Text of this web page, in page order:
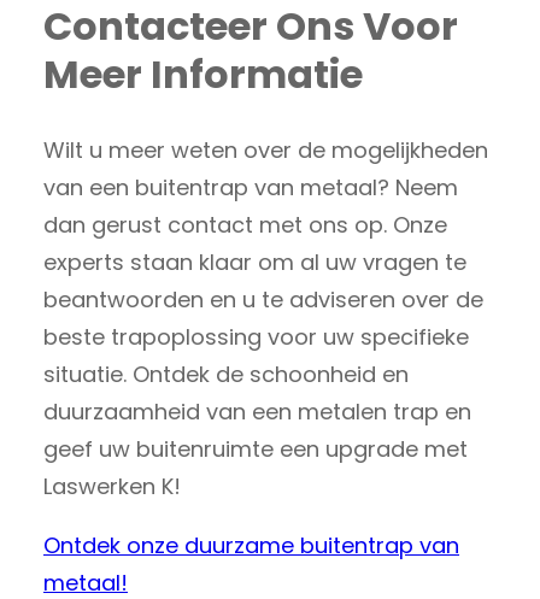
Contacteer Ons Voor
Meer Informatie
Wilt u meer weten over de mogelijkheden
van een buitentrap van metaal? Neem
dan gerust contact met ons op. Onze
experts staan klaar om al uw vragen te
beantwoorden en u te adviseren over de
beste trapoplossing voor uw specifieke
situatie. Ontdek de schoonheid en
duurzaamheid van een metalen trap en
geef uw buitenruimte een upgrade met
Laswerken K!
Ontdek onze duurzame buitentrap van
metaal!